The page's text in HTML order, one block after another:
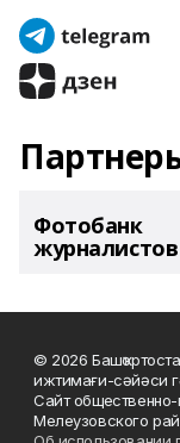
Фотобанк
© 2026
ижтимағи-сәйәси
Сайт общественно-
Мелеузовского